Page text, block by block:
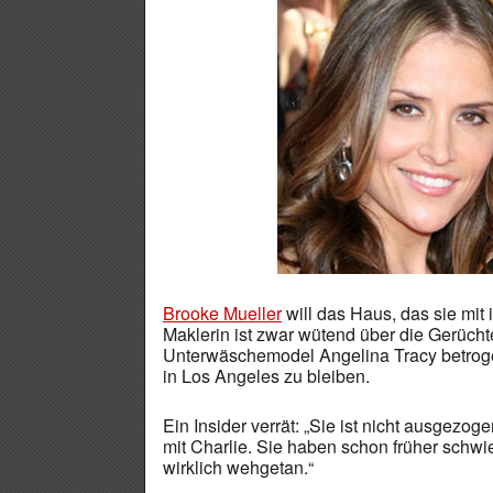
Brooke Muellerwill das Haus, das sie mit
Maklerin ist zwar wütend über die
Unterwäschemodel Angelina Tracy
in Los Angeles zu bleiben.
Ein Insider verrät: „Sie ist nicht
mit Charlie. Sie haben schon früher
wirklich wehgetan.“